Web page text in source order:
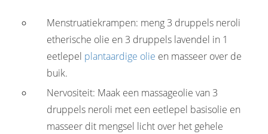
Menstruatiekrampen: meng 3 druppels neroli
etherische olie en 3 druppels lavendel in 1
eetlepel plantaardige olie en masseer over de
buik.
Nervositeit: Maak een massageolie van 3
druppels neroli met een eetlepel basisolie en
masseer dit mengsel licht over het gehele